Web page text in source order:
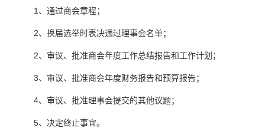
1、通过商会章程；
2、换届选举时表决通过理事会名单；
2、审议、批准商会年度工作总结报告和工作计划；
3、审议、批准商会年度财务报告和预算报告；
4、审议、批准理事会提交的其他议题；
5、决定终止事宜。